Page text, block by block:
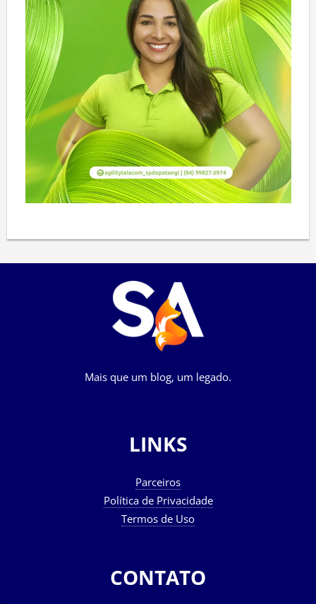
Mais que um blog, um legado.
LINKS
Parceiros
Política de Privacidade
Termos de Uso
CONTATO